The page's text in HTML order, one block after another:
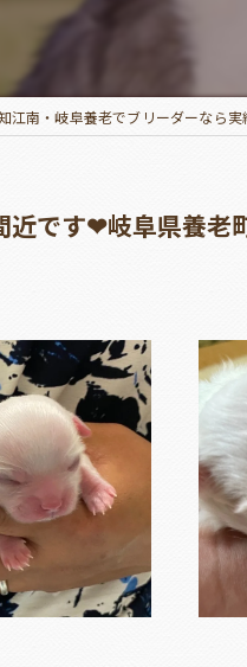
江南・岐阜養老でブリーダーなら
です❤岐阜県養老